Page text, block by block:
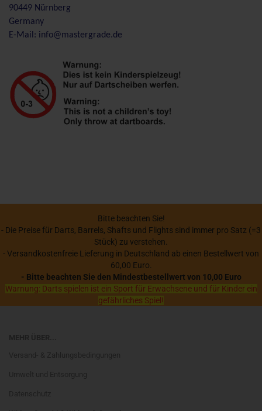
90449 Nürnberg
Germany
E-Mail: info@mastergrade.de
Bitte beachten Sie!
- Die Preise für Darts, Barrels, Shafts und Flights sind immer pro Satz (=3
Stück) zu verstehen.
- Versandkostenfreie Lieferung in Deutschland ab einen Bestellwert von
60,00 Euro.
- Bitte beachten Sie den Mindestbestellwert von 10,00 Euro
Warnung: Darts spielen ist ein Sport für Erwachsene und für Kinder ein
gefährliches Spiel!